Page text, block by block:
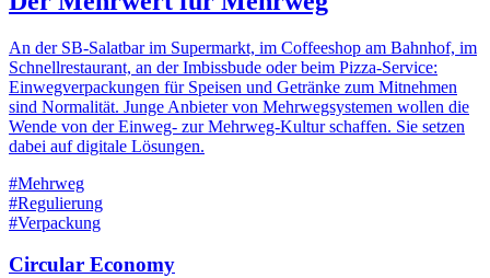
An der SB-Salatbar im Supermarkt, im Coffeeshop am Bahnhof, im
Schnellrestaurant, an der Imbissbude oder beim Pizza-Service:
Einwegverpackungen für Speisen und Getränke zum Mitnehmen
sind Normalität. Junge Anbieter von Mehrwegsystemen wollen die
Wende von der Einweg- zur Mehrweg-Kultur schaffen. Sie setzen
dabei auf digitale Lösungen.
#Mehrweg
#Regulierung
#Verpackung
Circular Economy